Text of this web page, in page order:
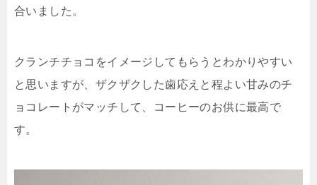
合いました。
クランチチョコをイメージしてもらうとわかりやすい
と思いますが、ザクザクした歯応えと程よい甘みのチ
ョコレートがマッチして、コーヒーのお供に最高で
す。